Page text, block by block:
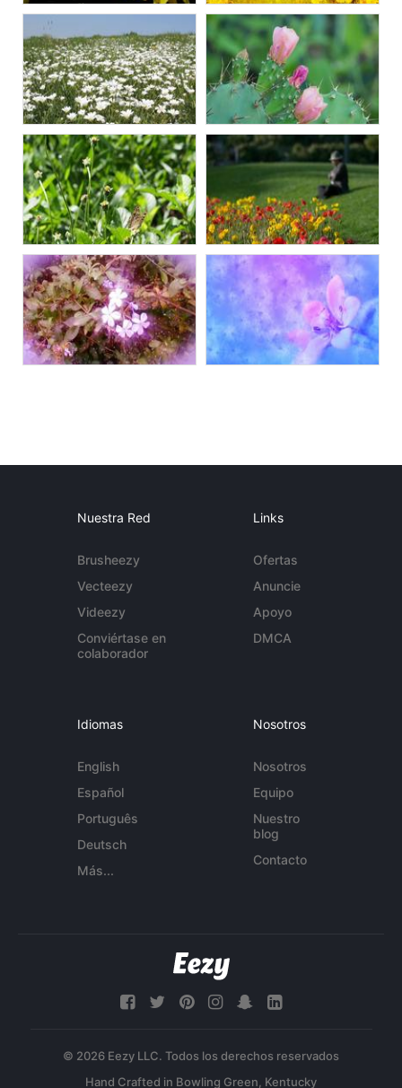
Nuestra Red
Brusheezy
Vecteezy
Videezy
Conviértase en
colaborador
Links
Ofertas
Anuncie
Apoyo
DMCA
Idiomas
English
Español
Português
Deutsch
Más...
Nosotros
Nosotros
Equipo
Nuestro
blog
Contacto
© 2026 Eezy LLC. Todos los derechos reservados